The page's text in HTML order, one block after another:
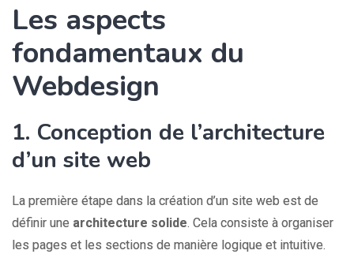
Les aspects
fondamentaux du
Webdesign
1. Conception de l’architecture
d’un site web
La première étape dans la création d’un site web est de
définir une architecture solide. Cela consiste à organiser
les pages et les sections de manière logique et intuitive.